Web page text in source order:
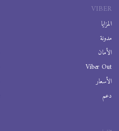
VIBER
المزايا
مدونة
الأمان
Viber Out
الأسعار
دعم